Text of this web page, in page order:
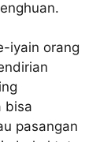
iyain orang
bisa
pasangan